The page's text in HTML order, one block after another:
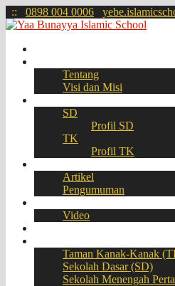
:: 0898 004 0006
Tentang
Visi dan Misi
SD
Profil SD
TK
Profil TK
Artikel
Pengumuman
Video
Taman Kanak-Kanak
Sekolah Dasar (SD)
Sekolah Menengah